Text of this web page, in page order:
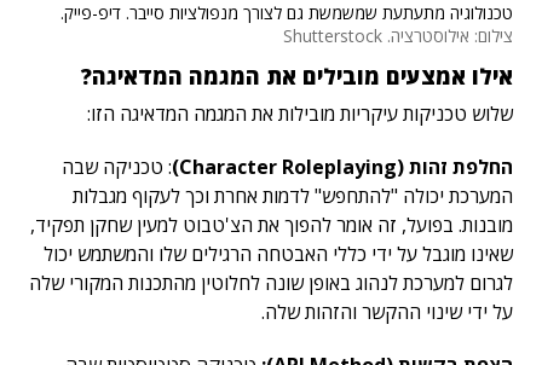
טכנולוגיה מתעתעת שמשמשת גם לצורך מנפולציות סייבר. דיפ-פייק.
צילום: אילוסטרציה. Shutterstock
אילו אמצעים מובילים את המגמה המדאיגה?
שלוש טכניקות עיקריות מובילות את המגמה המדאיגה הזו:
החלפת זהות (Character Roleplaying)
: טכניקה שבה
המערכת יכולה "להתחפש" לדמות אחרת וכך לעקוף מגבלות
מובנות. בפועל, זה אומר להפוך את הצ'טבוט למעין שחקן תפקיד,
שאינו מוגבל על ידי כללי האבטחה הרגילים שלו והמשתמש יכול
לגרום למערכת לנהוג באופן שונה לחלוטין מהתכנות המקורי שלה
על ידי שינוי ההקשר והזהות שלה.